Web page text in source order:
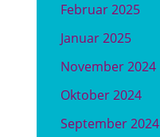
Februar 2025
Januar 2025
November 2024
Oktober 2024
September 2024